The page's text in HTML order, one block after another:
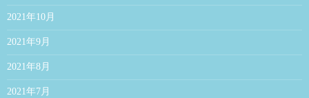
2021年10月
2021年9月
2021年8月
2021年7月